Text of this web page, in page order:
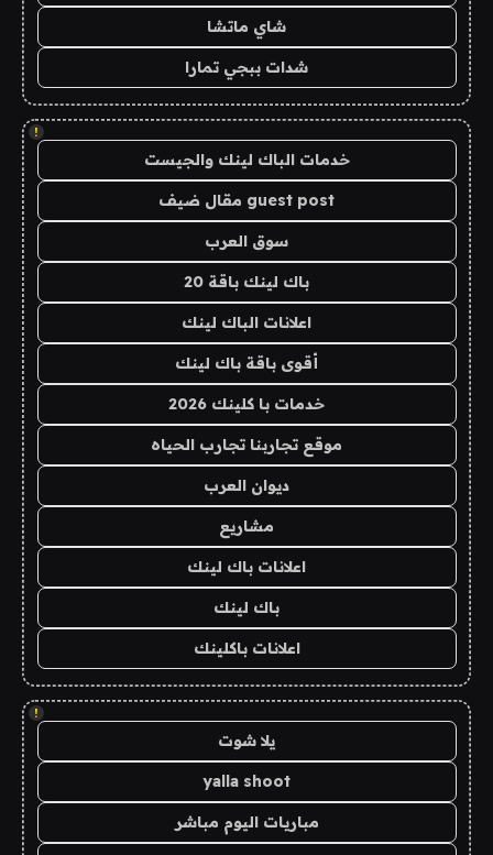
شاي ماتشا
شدات ببجي تمارا
!
خدمات الباك لينك والجيست
guest post مقال ضيف
سوق العرب
باك لينك باقة 20
اعلانات الباك لينك
أقوى باقة باك لينك
خدمات با كلينك 2026
موقع تجاربنا تجارب الحياه
ديوان العرب
مشاريع
اعلانات باك لينك
باك لينك
اعلانات باكلينك
!
يلا شوت
yalla shoot
مباريات اليوم مباشر